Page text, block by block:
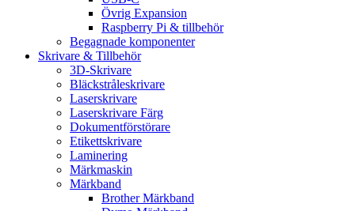
Övrig Expansion
Raspberry Pi & tillbehör
Begagnade komponenter
Skrivare & Tillbehör
3D-Skrivare
Bläckstråleskrivare
Laserskrivare
Laserskrivare Färg
Dokumentförstörare
Etikettskrivare
Laminering
Märkmaskin
Märkband
Brother Märkband